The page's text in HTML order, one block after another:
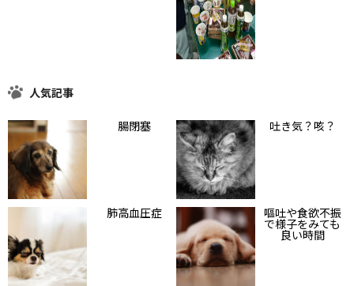
人気記事
腸閉塞 吐き気？咳？
肺高血圧症 嘔吐や食欲不振
で様子をみても
良い時間